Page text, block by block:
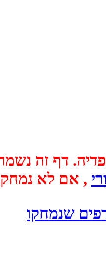
אוטומטית מכיוון
, אם לא
שנמחקו